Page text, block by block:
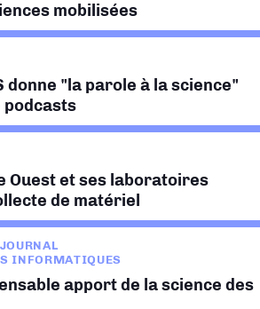
mobilisées
donne "la parole à la science"
podcasts
Ouest et ses laboratoires
de matériel
INFORMATIQUES
apport de la science des